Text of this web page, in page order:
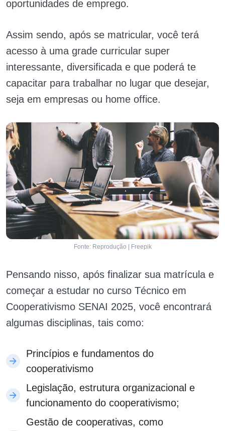
oportunidades de emprego.
Assim sendo, após se matricular, você terá
acesso à uma grade curricular super
interessante, diversificada e que poderá te
capacitar para trabalhar no lugar que desejar,
seja em empresas ou home office.
Fonte: Reprodução | Freepik
Pensando nisso, após finalizar sua matrícula e
começar a estudar no curso Técnico em
Cooperativismo SENAI 2025, você encontrará
algumas disciplinas, tais como:
Princípios e fundamentos do
cooperativismo
Legislação, estrutura organizacional e
funcionamento do cooperativismo;
Gestão de cooperativas, como